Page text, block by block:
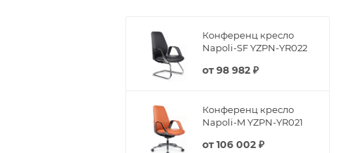
Конференц кресло
Napoli-SF YZPN-YR022
от98 982 ₽
Конференц кресло
Napoli-M YZPN-YR021
от106 002 ₽